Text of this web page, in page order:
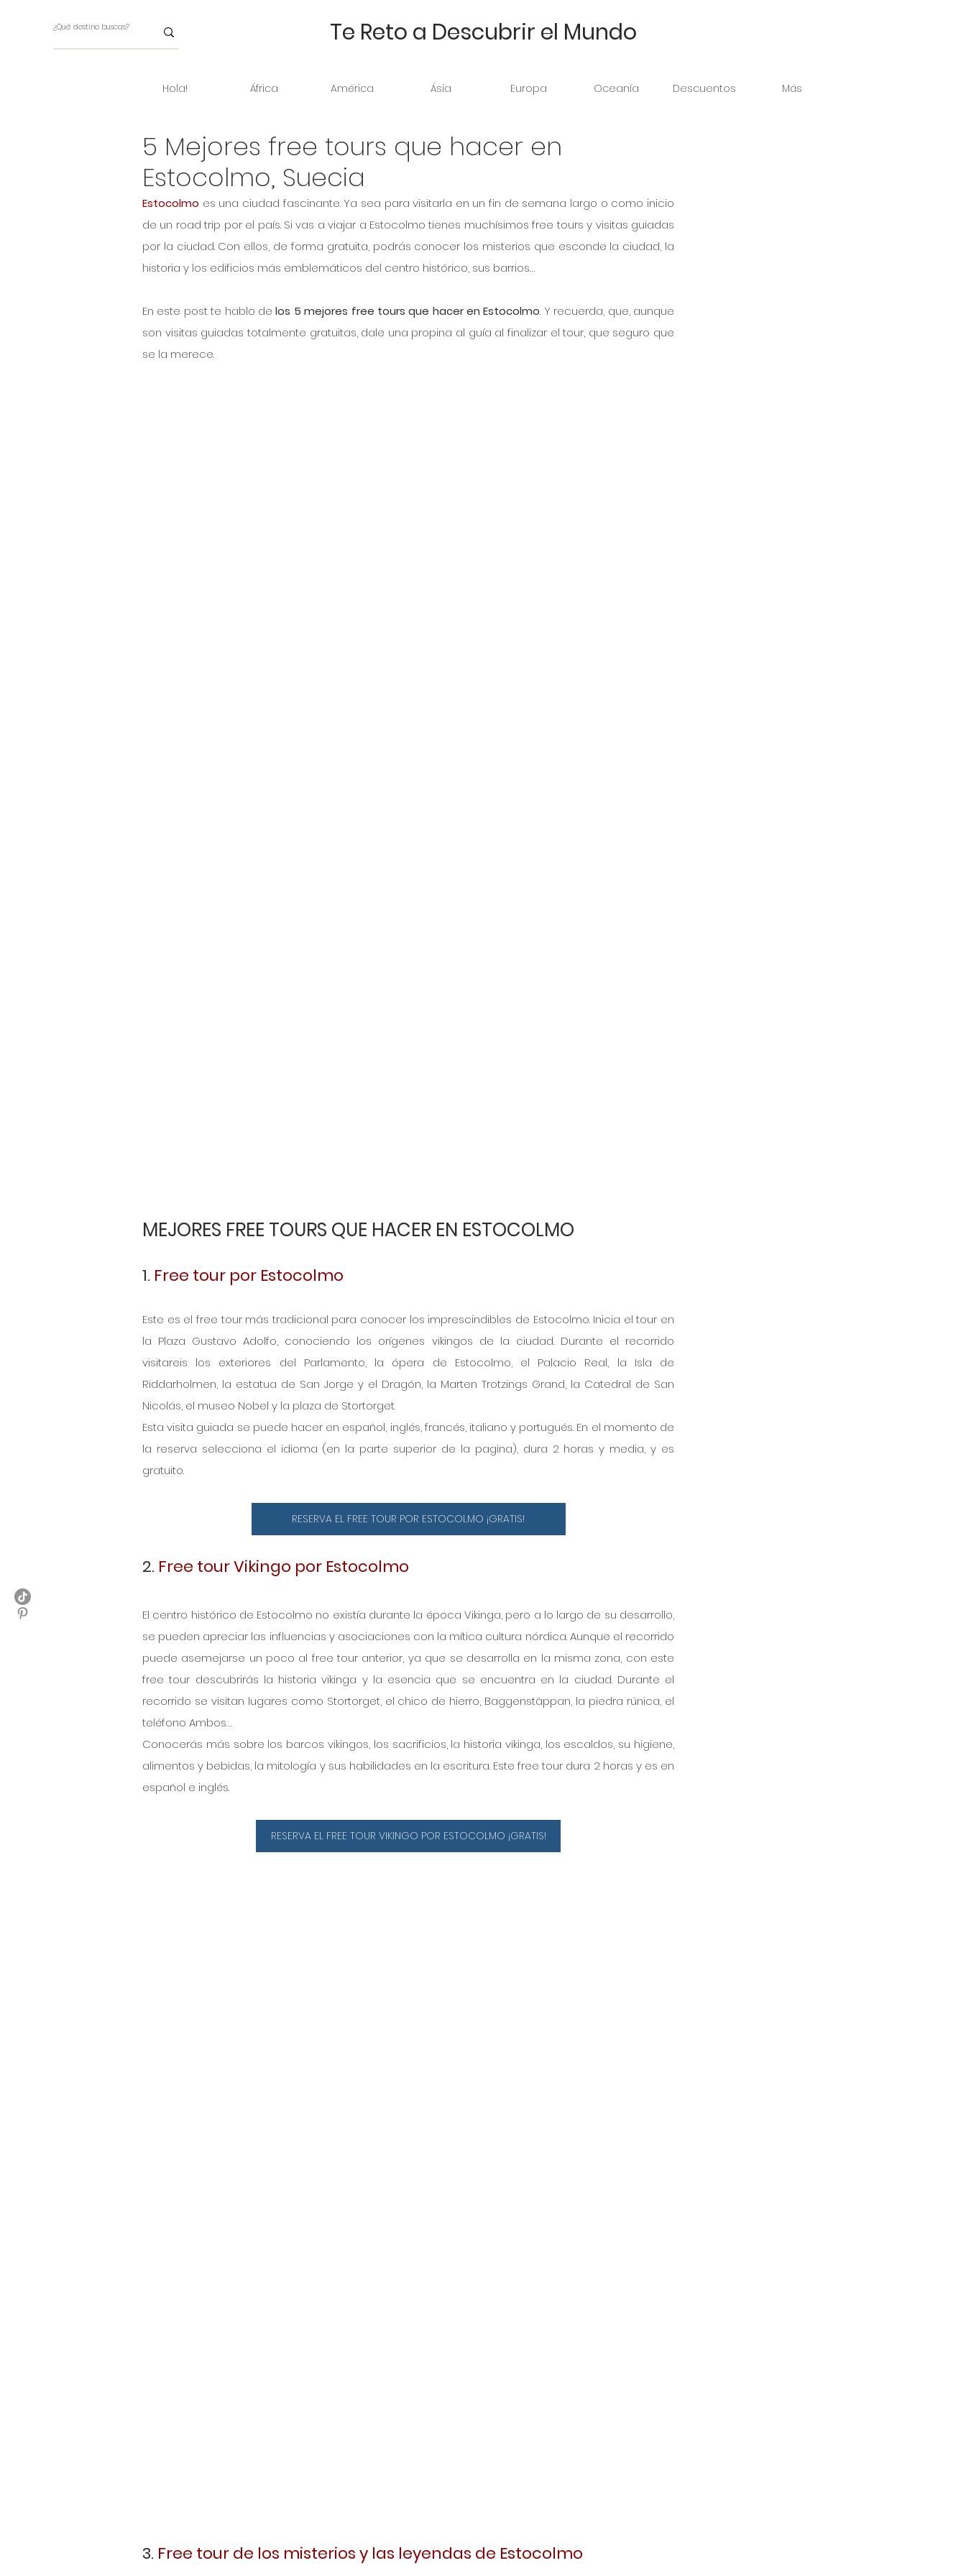
Te Reto a Descubrir el Mundo
Hola! África América Ásia Europa Oceanía Descuentos Más
5 Mejores free tours que hacer en
Estocolmo, Suecia
Estocolmo es una ciudad fascinante. Ya sea para visitarla en un fin de semana largo o como inicio
de un road trip por el país. Si vas a viajar a Estocolmo tienes muchísimos free tours y visitas guiadas
por la ciudad. Con ellos, de forma gratuita, podrás conocer los misterios que esconde la ciudad, la
historia y los edificios más emblemáticos del centro histórico, sus barrios…
En este post te hablo de los 5 mejores free tours que hacer en Estocolmo. Y recuerda, que, aunque
son visitas guiadas totalmente gratuitas, dale una propina al guía al finalizar el tour, que seguro que
se la merece.
MEJORES FREE TOURS QUE HACER EN ESTOCOLMO
1. Free tour por Estocolmo
Este es el free tour más tradicional para conocer los imprescindibles de Estocolmo. Inicia el tour en
la Plaza Gustavo Adolfo, conociendo los orígenes vikingos de la ciudad. Durante el recorrido
visitareis los exteriores del Parlamento, la ópera de Estocolmo, el Palacio Real, la Isla de
Riddarholmen, la estatua de San Jorge y el Dragón, la Marten Trotzings Grand, la Catedral de San
Nicolás, el museo Nobel y la plaza de Stortorget.
Esta visita guiada se puede hacer en español, inglés, francés, italiano y portugués. En el momento de
la reserva selecciona el idioma (en la parte superior de la pagina), dura 2 horas y media, y es
gratuito.
RESERVA EL FREE TOUR POR ESTOCOLMO ¡GRATIS!
2. Free tour Vikingo por Estocolmo
El centro histórico de Estocolmo no existía durante la época Vikinga, pero a lo largo de su desarrollo,
se pueden apreciar las influencias y asociaciones con la mítica cultura nórdica. Aunque el recorrido
puede asemejarse un poco al free tour anterior, ya que se desarrolla en la misma zona, con este
free tour descubrirás la historia vikinga y la esencia que se encuentra en la ciudad. Durante el
recorrido se visitan lugares como Stortorget, el chico de hierro, Baggenstäppan, la piedra rúnica, el
teléfono Ambos…
Conocerás más sobre los barcos vikingos, los sacrificios, la historia vikinga, los escaldos, su higiene,
alimentos y bebidas, la mitología y sus habilidades en la escritura. Este free tour dura 2 horas y es en
español e inglés.
RESERVA EL FREE TOUR VIKINGO POR ESTOCOLMO ¡GRATIS!
3. Free tour de los misterios y las leyendas de Estocolmo